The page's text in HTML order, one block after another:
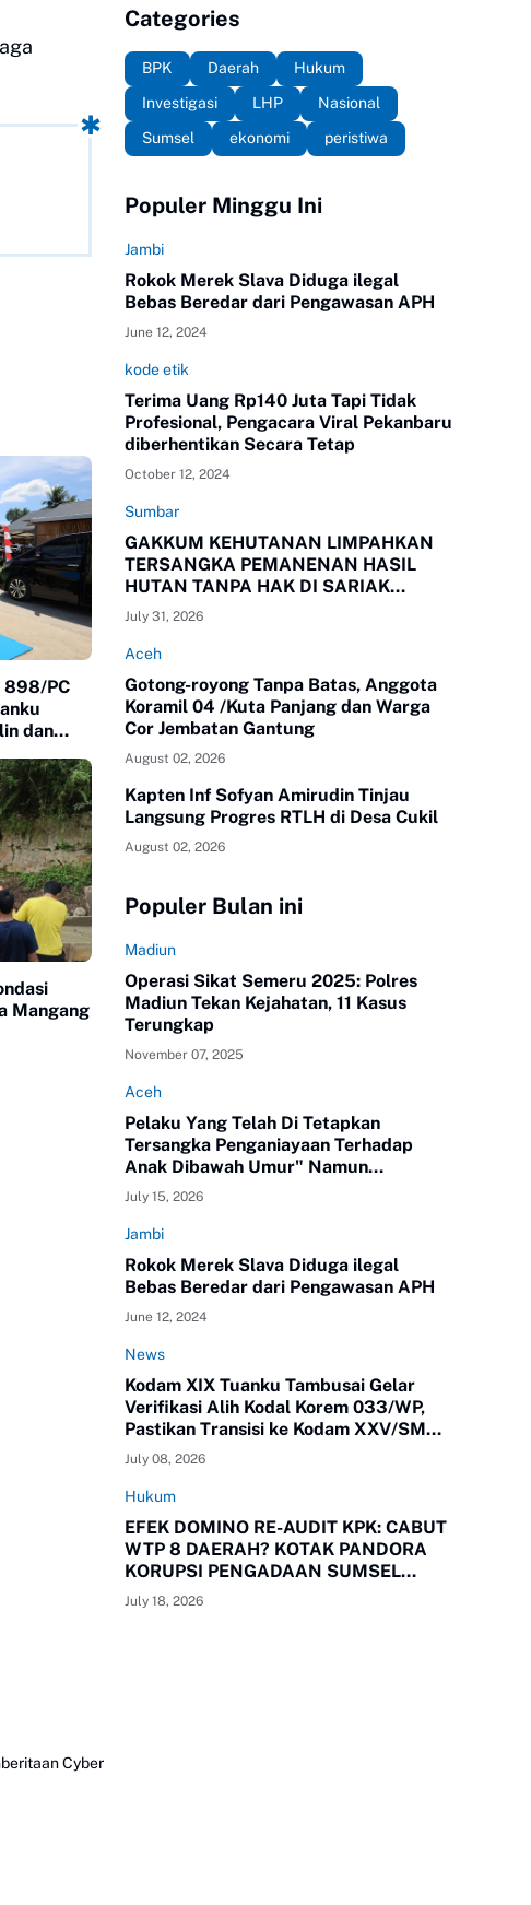
898/PC
dan
Mangang
Categories
BPK Daerah
Hukum
Investigasi
LHP
Nasional
Sumsel
ekonomi peristiwa
Populer Minggu Ini
Jambi
Rokok Merek Slava Diduga ilegal
Bebas Beredar dari Pengawasan APH
June 12, 2024
kode etik
Terima Uang Rp140 Juta Tapi Tidak
Profesional, Pengacara Viral Pekanbaru
diberhentikan Secara Tetap
October 12, 2024
Sumbar
GAKKUM KEHUTANAN LIMPAHKAN
TERSANGKA PEMANENAN HASIL
HUTAN TANPA HAK DI SARIAK
BAYANG KEPADA KEJAKSAAN
NEGERI SOLOK, SUMBAR
July 31, 2026
Aceh
Gotong-royong Tanpa Batas, Anggota
Koramil 04 /Kuta Panjang dan Warga
Cor Jembatan Gantung
August 02, 2026
Kapten Inf Sofyan Amirudin Tinjau
Langsung Progres RTLH di Desa Cukil
August 02, 2026
Populer Bulan ini
Madiun
Operasi Sikat Semeru 2025: Polres
Madiun Tekan Kejahatan, 11 Kasus
Terungkap
November 07, 2025
Aceh
Pelaku Yang Telah Di Tetapkan
Tersangka Penganiayaan Terhadap
Anak Dibawah Umur" Namun
Melenggang Bebas Keluar Dari Polres
ATAM
July 15, 2026
Jambi
Rokok Merek Slava Diduga ilegal
Bebas Beredar dari Pengawasan APH
June 12, 2024
News
Kodam XIX Tuanku Tambusai Gelar
Verifikasi Alih Kodal Korem 033/WP,
Pastikan Transisi ke Kodam XXV/SMR
Berjalan Optimal
July 08, 2026
Hukum
EFEK DOMINO RE-AUDIT KPK: CABUT
WTP 8 DAERAH? KOTAK PANDORA
KORUPSI PENGADAAN SUMSEL
RESMI TERBUKA!
July 18, 2026
Cyber